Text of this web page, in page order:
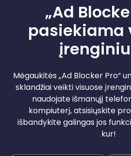
„Ad
pasiekiama
Mėgaukitės „Ad Blocker Pro“
sklandžiai veikti visuose
naudojate išmanųjį
kompiuterį, atsisiųskite
išbandykite galingas jos
kur!